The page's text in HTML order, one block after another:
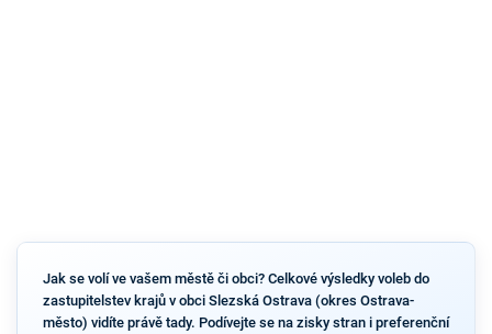
Jak se volí ve vašem městě či obci? Celkové výsledky voleb do
zastupitelstev krajů v obci Slezská Ostrava (okres Ostrava-
město) vidíte právě tady. Podívejte se na zisky stran i preferenční